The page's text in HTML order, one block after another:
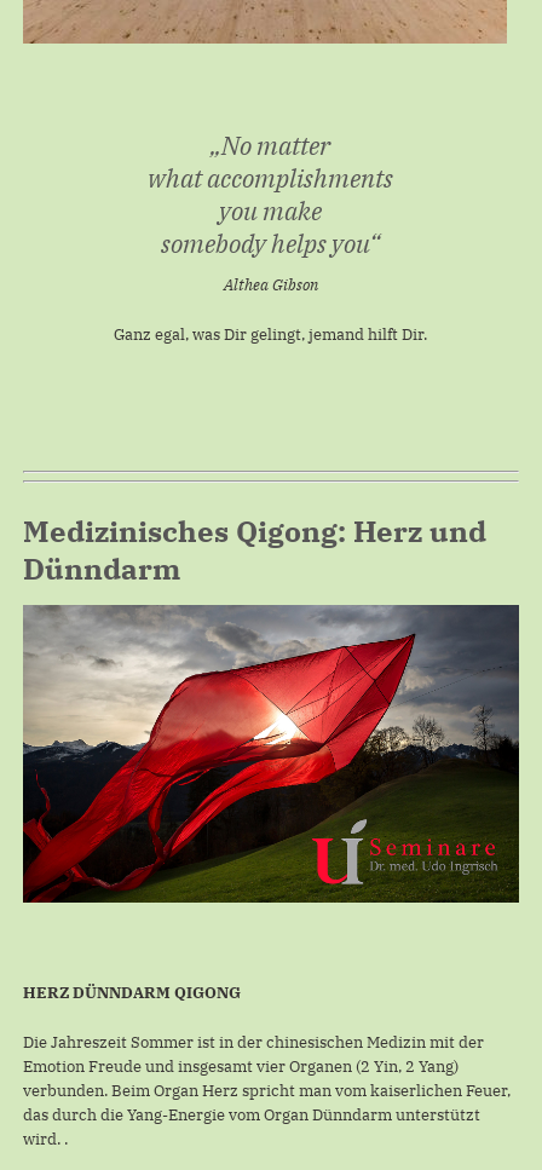
„No matter
what accomplishments
you make
somebody helps you“
Althea Gibson
Ganz egal, was Dir gelingt, jemand hilft Dir.
Medizinisches Qigong: Herz und
Dünndarm
HERZ DÜNNDARM QIGONG
Die Jahreszeit Sommer ist in der chinesischen Medizin mit der
Emotion Freude und insgesamt vier Organen (2 Yin, 2 Yang)
verbunden. Beim Organ Herz spricht man vom kaiserlichen Feuer,
das durch die Yang-Energie vom Organ Dünndarm unterstützt
wird. .